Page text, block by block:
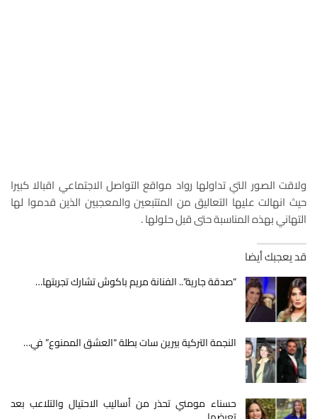
ولاقت الصور التي تداولها رواد مواقع التواصل الاجتماعي اقبالا كبيرا
حيث انهالت عليها التعاليق من المتتبعين والمعجبين الذين قدموا لها
التهاني بهذه المناسبة حتى قبل حلولها .
قد يعجبك أيضا
“صدقة جارية”.. الفنانة مريم باكوش تشارك تجربتها…
النجمة التركية بيرين سات بطلة “العشق الممنوع” في…
حسناء مومني تحذر من أساليب الاحتيال والتلاعب بعد